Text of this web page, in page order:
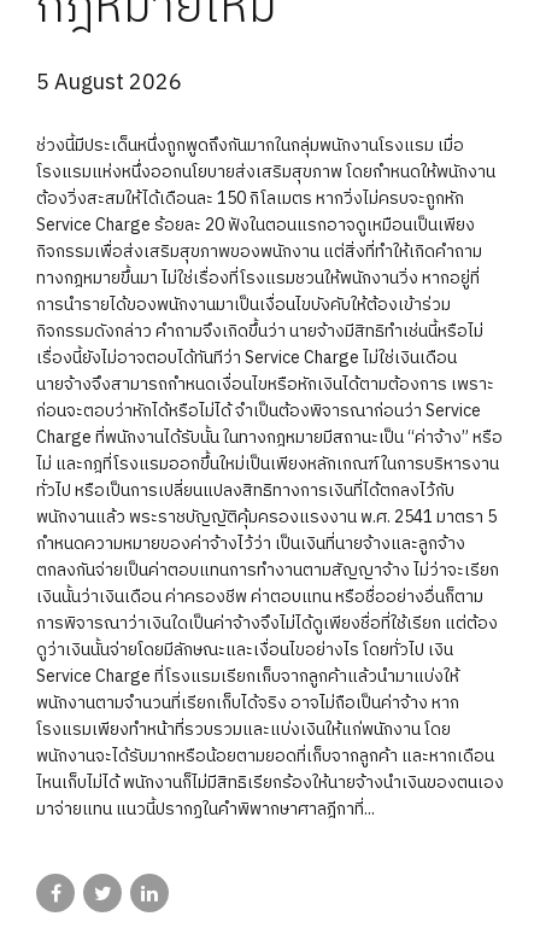
5 August 2026
ช่วงนี้มีประเด็นหนึ่งถูกพูดถึงกันมากในกลุ่มพนักงานโรงแรม เมื่อ
โรงแรมแห่งหนึ่งออกนโยบายส่งเสริมสุขภาพ โดยกำหนดให้พนักงาน
ต้องวิ่งสะสมให้ได้เดือนละ 150 กิโลเมตร หากวิ่งไม่ครบจะถูกหัก
Service Charge ร้อยละ 20 ฟังในตอนแรกอาจดูเหมือนเป็นเพียง
กิจกรรมเพื่อส่งเสริมสุขภาพของพนักงาน แต่สิ่งที่ทำให้เกิดคำถาม
ทางกฎหมายขึ้นมา ไม่ใช่เรื่องที่โรงแรมชวนให้พนักงานวิ่ง หากอยู่ที่
การนำรายได้ของพนักงานมาเป็นเงื่อนไขบังคับให้ต้องเข้าร่วม
กิจกรรมดังกล่าว คำถามจึงเกิดขึ้นว่า นายจ้างมีสิทธิทำเช่นนี้หรือไม่
เรื่องนี้ยังไม่อาจตอบได้ทันทีว่า Service Charge ไม่ใช่เงินเดือน
นายจ้างจึงสามารถกำหนดเงื่อนไขหรือหักเงินได้ตามต้องการ เพราะ
ก่อนจะตอบว่าหักได้หรือไม่ได้ จำเป็นต้องพิจารณาก่อนว่า Service
Charge ที่พนักงานได้รับนั้น ในทางกฎหมายมีสถานะเป็น “ค่าจ้าง” หรือ
ไม่ และกฎที่โรงแรมออกขึ้นใหม่เป็นเพียงหลักเกณฑ์ในการบริหารงาน
ทั่วไป หรือเป็นการเปลี่ยนแปลงสิทธิทางการเงินที่ได้ตกลงไว้กับ
พนักงานแล้ว พระราชบัญญัติคุ้มครองแรงงาน พ.ศ. 2541 มาตรา 5
กำหนดความหมายของค่าจ้างไว้ว่า เป็นเงินที่นายจ้างและลูกจ้าง
ตกลงกันจ่ายเป็นค่าตอบแทนการทำงานตามสัญญาจ้าง ไม่ว่าจะเรียก
เงินนั้นว่าเงินเดือน ค่าครองชีพ ค่าตอบแทน หรือชื่ออย่างอื่นก็ตาม
การพิจารณาว่าเงินใดเป็นค่าจ้างจึงไม่ได้ดูเพียงชื่อที่ใช้เรียก แต่ต้อง
ดูว่าเงินนั้นจ่ายโดยมีลักษณะและเงื่อนไขอย่างไร โดยทั่วไป เงิน
Service Charge ที่โรงแรมเรียกเก็บจากลูกค้าแล้วนำมาแบ่งให้
พนักงานตามจำนวนที่เรียกเก็บได้จริง อาจไม่ถือเป็นค่าจ้าง หาก
โรงแรมเพียงทำหน้าที่รวบรวมและแบ่งเงินให้แก่พนักงาน โดย
พนักงานจะได้รับมากหรือน้อยตามยอดที่เก็บจากลูกค้า และหากเดือน
ไหนเก็บไม่ได้ พนักงานก็ไม่มีสิทธิเรียกร้องให้นายจ้างนำเงินของตนเอง
มาจ่ายแทน แนวนี้ปรากฏในคำพิพากษาศาลฎีกาที่...